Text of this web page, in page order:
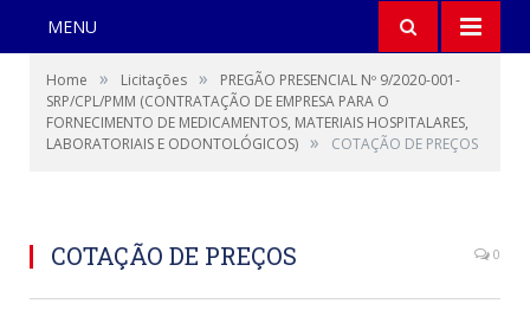
MENU
Home » Licitações »
PREGÃO PRESENCIAL Nº 9/2020-001-
SRP/CPL/PMM (CONTRATAÇÃO DE EMPRESA PARA O
FORNECIMENTO DE MEDICAMENTOS, MATERIAIS HOSPITALARES,
LABORATORIAIS E ODONTOLÓGICOS) » COTAÇÃO DE PREÇOS
COTAÇÃO DE PREÇOS 0